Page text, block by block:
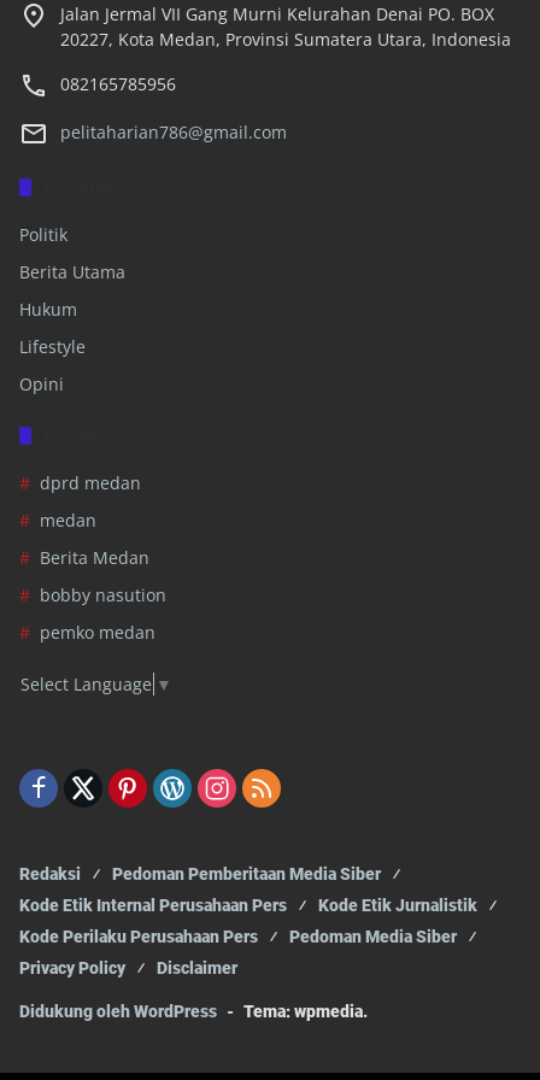
Jalan Jermal VII Gang Murni Kelurahan Denai PO. BOX
20227, Kota Medan, Provinsi Sumatera Utara, Indonesia
082165785956
pelitaharian786@gmail.com
Politik
Berita Utama
Hukum
Lifestyle
Opini
dprd medan
medan
Berita Medan
bobby nasution
pemko medan
Select Language ▼
Redaksi
Pedoman Pemberitaan Media Siber
Kode Etik Internal Perusahaan Pers
Kode Etik Jurnalistik
Kode Perilaku Perusahaan Pers
Pedoman Media Siber
Privacy Policy
Disclaimer
Didukung oleh WordPress - Tema: wpmedia.